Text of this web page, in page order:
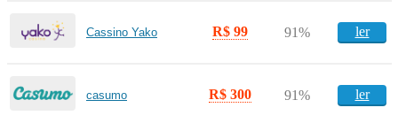
Cassino Yako R$ 99 91% ler
casumo R$ 300 91% ler